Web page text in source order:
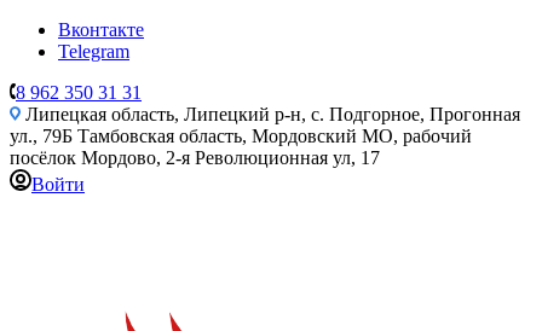
Вконтакте
Telegram
8 962 350 31 31
Липецкая область, Липецкий р-н, с. Подгорное, Прогонная
ул., 79Б Тамбовская область, Мордовский МО, рабочий
посёлок Мордово, 2-я Революционная ул, 17
Войти